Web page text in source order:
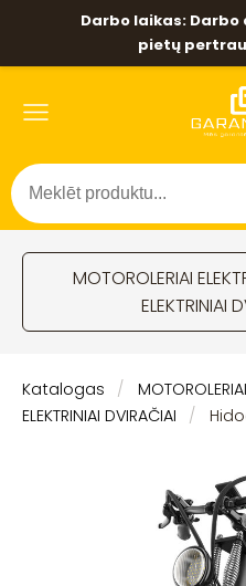
Darbo laikas: Darbo
pietų
MOTOROLERIAI
ELEKTRINIAI
Katalogas
ELEKTRINIAI DVIRAČIAI